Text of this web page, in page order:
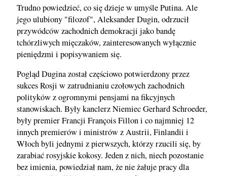
Trudno powiedzieć, co się dzieje w umyśle Putina. Ale
jego ulubiony "filozof", Aleksander Dugin, odrzucił
przywódców zachodnich demokracji jako bandę
tchórzliwych mięczaków, zainteresowanych wyłącznie
pieniędzmi i popisywaniem się.
Pogląd Dugina został częściowo potwierdzony przez
sukces Rosji w zatrudnianiu czołowych zachodnich
polityków z ogromnymi pensjami na fikcyjnych
stanowiskach. Były kanclerz Niemiec Gerhard Schroeder,
były premier Francji François Fillon i co najmniej 12
innych premierów i ministrów z Austrii, Finlandii i
Włoch byli jednymi z pierwszych, którzy rzucili się, by
zarabiać rosyjskie kokosy. Jeden z nich, niech pozostanie
bez imienia, powiedział nam, że nie żałuje pracy dla